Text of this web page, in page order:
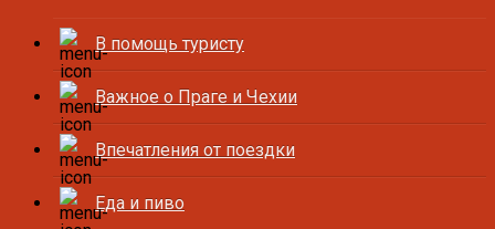
В помощь туристу
Важное о Праге и Чехии
Впечатления от поездки
Еда и пиво